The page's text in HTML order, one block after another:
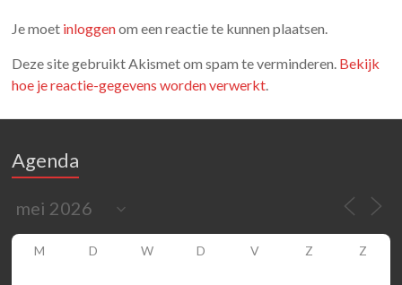
Je moet inloggenom een reactie te kunnen plaatsen.
Deze site gebruikt Akismet om spam te verminderen. Bekijk
hoe je reactie-gegevens worden verwerkt.
Agenda
M D W D V Z Z